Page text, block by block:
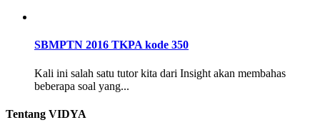
SBMPTN 2016 TKPA kode 350
Kali ini salah satu tutor kita dari Insight akan membahas
beberapa soal yang...
Tentang VIDYA